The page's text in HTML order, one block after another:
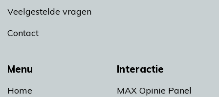
Menu
Home
Interactie
MAX Opinie Panel
Veelgestelde vragen
Contact